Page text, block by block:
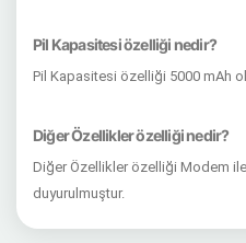
Pil Kapasitesi özelliği nedir?
Pil Kapasitesi özelliği 5000 mAh
Diğer Özellikler özelliği nedir?
Diğer Özellikler özelliği Modem
duyurulmuştur.